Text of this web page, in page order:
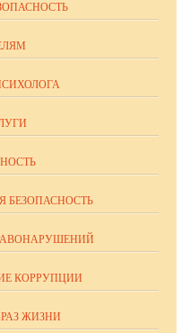
КОРРУПЦИИ
ЖИЗНИ